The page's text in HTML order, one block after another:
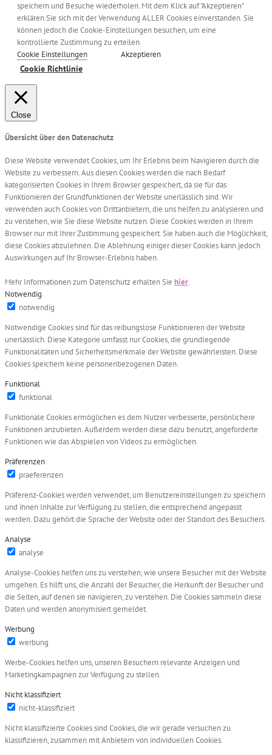
speichern und Besuche wiederholen. Mit dem Klick auf "Akzeptieren"
erklären Sie sich mit der Verwendung ALLER Cookies einverstanden. Sie
können jedoch die Cookie-Einstellungen besuchen, um eine
kontrollierte Zustimmung zu erteilen.
Cookie Einstellungen
Akzeptieren
Cookie Richtlinie
Close
Übersicht über den Datenschutz
Diese Website verwendet Cookies, um Ihr Erlebnis beim Navigieren durch die
Website zu verbessern. Aus diesen Cookies werden die nach Bedarf
kategorisierten Cookies in Ihrem Browser gespeichert, da sie für das
Funktionieren der Grundfunktionen der Website unerlässlich sind. Wir
verwenden auch Cookies von Drittanbietern, die uns helfen zu analysieren und
zu verstehen, wie Sie diese Website nutzen. Diese Cookies werden in Ihrem
Browser nur mit Ihrer Zustimmung gespeichert. Sie haben auch die Möglichkeit,
diese Cookies abzulehnen. Die Ablehnung einiger dieser Cookies kann jedoch
Auswirkungen auf Ihr Browser-Erlebnis haben.
Mehr Informationen zum Datenschutz erhalten Sie hier.
Notwendig
notwendig
Notwendige Cookies sind für das reibungslose Funktionieren der Website
unerlässlich. Diese Kategorie umfasst nur Cookies, die grundlegende
Funktionalitäten und Sicherheitsmerkmale der Website gewährleisten. Diese
Cookies speichern keine personenbezogenen Daten.
Funktional
funktional
Funktionale Cookies ermöglichen es dem Nutzer verbesserte, persönlichere
Funktionen anzubieten. Außerdem werden diese dazu benutzt, angeforderte
Funktionen wie das Abspielen von Videos zu ermöglichen.
Präferenzen
praeferenzen
Präferenz-Cookies werden verwendet, um Benutzereinstellungen zu speichern
und ihnen Inhalte zur Verfügung zu stellen, die entsprechend angepasst
werden. Dazu gehört die Sprache der Website oder der Standort des Besuchers.
Analyse
analyse
Analyse-Cookies helfen uns zu verstehen, wie unsere Besucher mit der Website
umgehen. Es hilft uns, die Anzahl der Besucher, die Herkunft der Besucher und
die Seiten, auf denen sie navigieren, zu verstehen. Die Cookies sammeln diese
Daten und werden anonymisiert gemeldet.
Werbung
werbung
Werbe-Cookies helfen uns, unseren Besuchern relevante Anzeigen und
Marketingkampagnen zur Verfügung zu stellen.
Nicht klassifiziert
nicht-klassifiziert
Nicht klassifizierte Cookies sind Cookies, die wir gerade versuchen zu
klassifizieren, zusammen mit Anbietern von individuellen Cookies.